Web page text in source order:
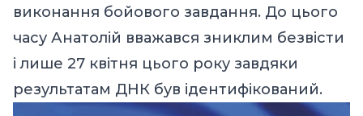
виконання бойового завдання. До цього
часу Анатолій вважався зниклим безвісти
і лише 27 квітня цього року завдяки
результатам ДНК був ідентифікований.